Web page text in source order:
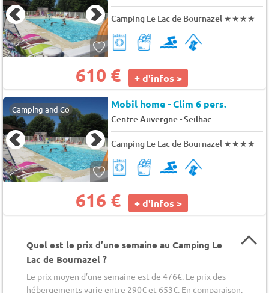
Camping Le Lac de Bournazel ★★★★
610 € + d'infos >
Camping and Co Mobil home - Clim 6 pers.
Centre Auvergne-Seilhac
Camping Le Lac de Bournazel ★★★★
616 € + d'infos >
Quel est le prix d’une semaine au Camping Le
Lac de Bournazel ?
Le prix moyen d’une semaine est de 476€. Le prix des
hébergements varie entre 290€ et 653€. En comparaison,